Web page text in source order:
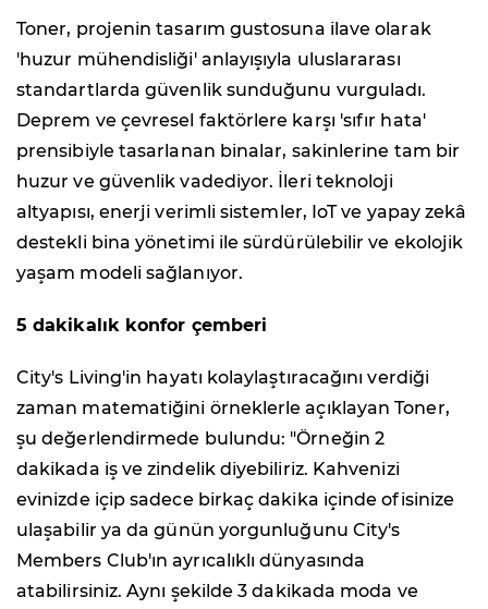
Toner, projenin tasarım gustosuna ilave olarak
'huzur mühendisliği' anlayışıyla uluslararası
standartlarda güvenlik sunduğunu vurguladı.
Deprem ve çevresel faktörlere karşı 'sıfır hata'
prensibiyle tasarlanan binalar, sakinlerine tam bir
huzur ve güvenlik vadediyor. İleri teknoloji
altyapısı, enerji verimli sistemler, IoT ve yapay zekâ
destekli bina yönetimi ile sürdürülebilir ve ekolojik
yaşam modeli sağlanıyor.
5 dakikalık konfor çemberi
City's Living'in hayatı kolaylaştıracağını verdiği
zaman matematiğini örneklerle açıklayan Toner,
şu değerlendirmede bulundu: "Örneğin 2
dakikada iş ve zindelik diyebiliriz. Kahvenizi
evinizde içip sadece birkaç dakika içinde ofisinize
ulaşabilir ya da günün yorgunluğunu City's
Members Club'ın ayrıcalıklı dünyasında
atabilirsiniz. Aynı şekilde 3 dakikada moda ve